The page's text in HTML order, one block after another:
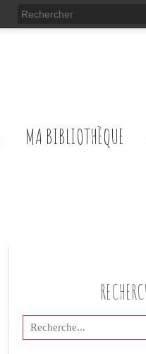
MA BIBLIOTHÈQUE